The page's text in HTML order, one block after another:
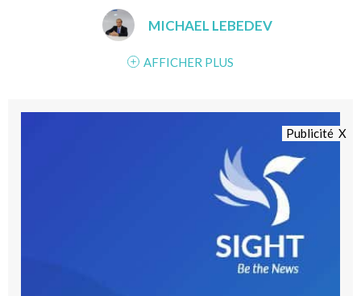
MICHAEL LEBEDEV
AFFICHER PLUS
Publicité X